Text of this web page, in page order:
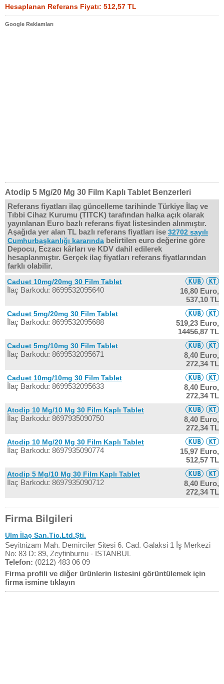
Hesaplanan Referans Fiyatı: 512,57 TL
Google Reklamları
Atodip 5 Mg/20 Mg 30 Film Kaplı Tablet Benzerleri
Referans fiyatları ilaç güncelleme tarihinde Türkiye İlaç ve
Tıbbi Cihaz Kurumu (TITCK) tarafından halka açık olarak
yayınlanan Euro bazlı referans fiyat listesinden alınmıştır.
Aşağıda yer alan TL bazlı referans fiyatları ise 32702 sayılı
Cumhurbaşkanlığı kararında belirtilen euro değerine göre
Depocu, Eczacı kârları ve KDV dahil edilerek
hesaplanmıştır. Gerçek ilaç fiyatları referans fiyatlarından
farklı olabilir.
Caduet 10mg/20mg 30 Film Tablet
İlaç Barkodu: 8699532095640
16,80 Euro,
537,10 TL
Caduet 5mg/20mg 30 Film Tablet
İlaç Barkodu: 8699532095688
519,23 Euro,
14456,87 TL
Caduet 5mg/10mg 30 Film Tablet
İlaç Barkodu: 8699532095671
8,40 Euro,
272,34 TL
Caduet 10mg/10mg 30 Film Tablet
İlaç Barkodu: 8699532095633
8,40 Euro,
272,34 TL
Atodip 10 Mg/10 Mg 30 Film Kaplı Tablet
İlaç Barkodu: 8697935090750
8,40 Euro,
272,34 TL
Atodip 10 Mg/20 Mg 30 Film Kaplı Tablet
İlaç Barkodu: 8697935090774
15,97 Euro,
512,57 TL
Atodip 5 Mg/10 Mg 30 Film Kaplı Tablet
İlaç Barkodu: 8697935090712
8,40 Euro,
272,34 TL
Firma Bilgileri
Ulm İlaç San.Tic.Ltd.Şti.
Seyitnizam Mah. Demirciler Sitesi 6. Cad. Galaksi 1 İş Merkezi
No: 83 D: 89, Zeytinburnu - İSTANBUL
Telefon: (0212) 483 06 09
Firma profili ve diğer ürünlerin listesini görüntülemek için
firma ismine tıklayın